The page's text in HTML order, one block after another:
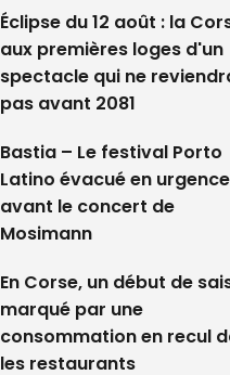
Éclipse du 12 août : la
aux premières loges d'un
spectacle qui ne
pas avant 2081
Bastia – Le festival Porto
Latino évacué en urgence
avant le concert de
Mosimann
En Corse, un début de
marqué par une
consommation en recul
les restaurants